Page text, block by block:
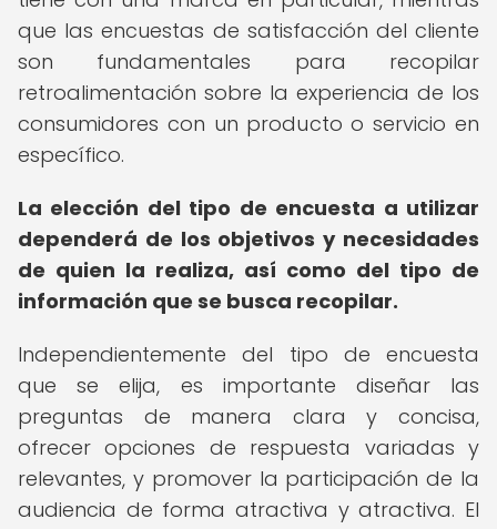
que las encuestas de satisfacción del cliente
son fundamentales para recopilar
retroalimentación sobre la experiencia de los
consumidores con un producto o servicio en
específico.
La elección del tipo de encuesta a utilizar
dependerá de los objetivos y necesidades
de quien la realiza, así como del tipo de
información que se busca recopilar.
Independientemente del tipo de encuesta
que se elija, es importante diseñar las
preguntas de manera clara y concisa,
ofrecer opciones de respuesta variadas y
relevantes, y promover la participación de la
audiencia de forma atractiva y atractiva. El